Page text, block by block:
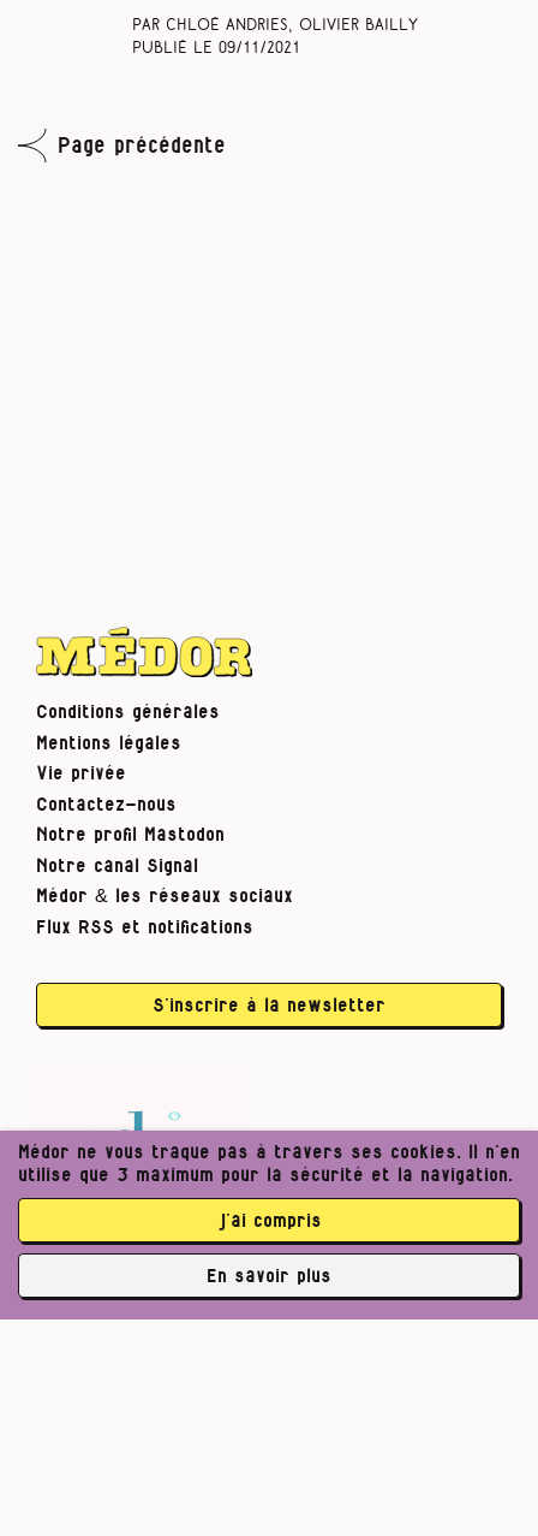
Par Chloé Andries, Olivier Bailly
Publié le 09/11/2021
Page précédente
Conditions générales
Mentions légales
Vie privée
Contactez-nous
Notre profil Mastodon
Notre canal Signal
Médor & les réseaux sociaux
Flux RSS et notifications
S’inscrire à la newsletter
Médor ne vous traque pas à travers ses cookies. Il n’en
utilise que 3 maximum pour la sécurité et la navigation.
j’ai compris
En savoir plus